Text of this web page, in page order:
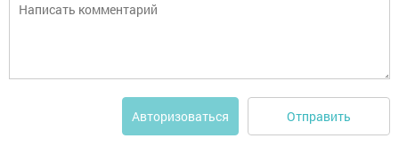
Авторизоваться Отправить